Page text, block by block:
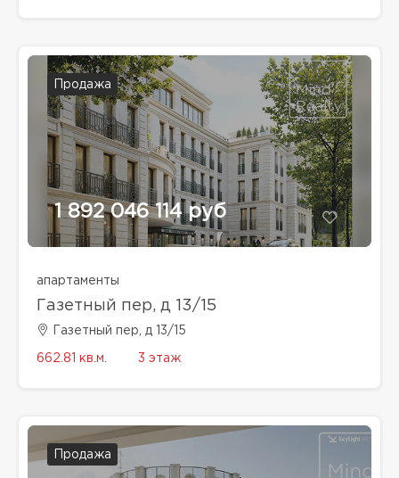
Продажа
1 892 046 114 руб
апартаменты
Газетный пер, д 13/15
Газетный пер, д 13/15
662.81 кв.м. 3 этаж
Продажа